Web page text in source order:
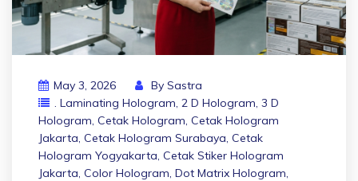
May 3, 2026 By Sastra
. Laminating Hologram, 2 D Hologram, 3 D
Hologram, Cetak Hologram, Cetak Hologram
Jakarta, Cetak Hologram Surabaya, Cetak
Hologram Yogyakarta, Cetak Stiker Hologram
Jakarta, Color Hologram, Dot Matrix Hologram,